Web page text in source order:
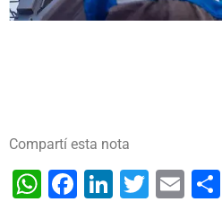
Compartí esta nota
WhatsApp
Facebook
LinkedIn
Twitter